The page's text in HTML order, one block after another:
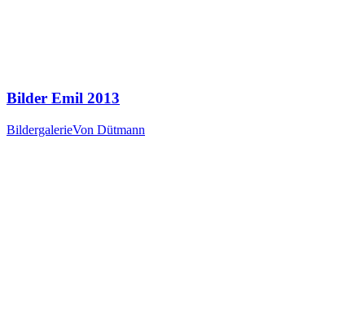
Bilder Emil 2013
BildergalerieVon Dütmann